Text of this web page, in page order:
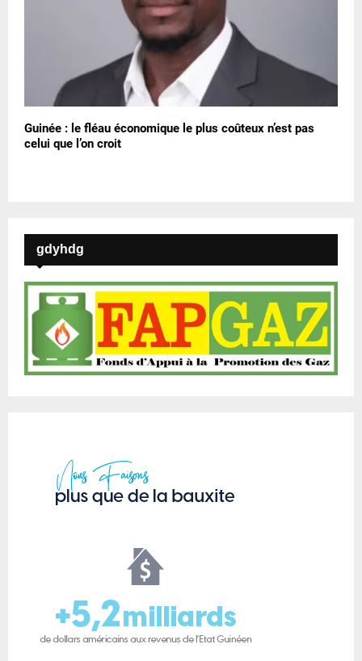
Guinée : le fléau économique le plus coûteux n’est pas
celui que l’on croit
gdyhdg